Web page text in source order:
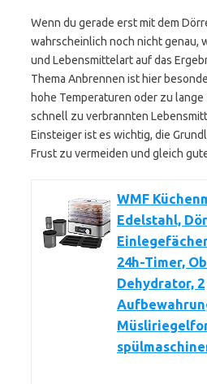
Wenn du gerade erst mit dem
wahrscheinlich noch nicht genau,
und Lebensmittelart auf das
Thema Anbrennen ist hier
hohe Temperaturen oder zu
schnell zu verbrannten
Einsteiger ist es wichtig, die
Frust zu vermeiden und gleich
WMF
Edelstahl,
24h-Timer,
Dehydrator, 2